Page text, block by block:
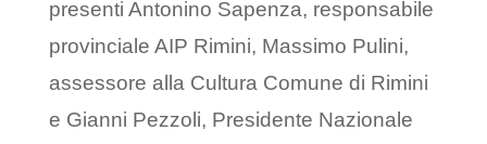
presenti Antonino Sapenza, responsabile
provinciale AIP Rimini, Massimo Pulini,
assessore alla Cultura Comune di Rimini
e Gianni Pezzoli, Presidente Nazionale